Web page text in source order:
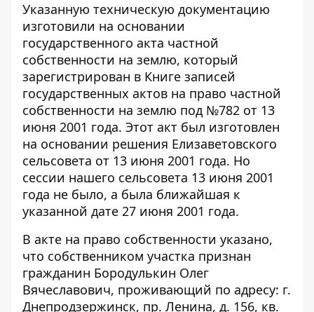
Указанную техническую документацию
изготовили на основании
государственного акта частной
собственности на землю, который
зарегистрирован в Книге записей
государственных актов на право частной
собственности на землю под №782 от 13
июня 2001 года. Этот акт был изготовлен
на основании решения Елизаветовского
сельсовета от 13 июня 2001 года. Но
сессии нашего сельсовета 13 июня 2001
года не было, а была ближайшая к
указанной дате 27 июня 2001 года.
В акте на право собственности указано,
что собственником участка признан
гражданин Бородулькин Олег
Вячеславович, проживающий по адресу: г.
Днепродзержинск, пр. Ленина, д. 156, кв.